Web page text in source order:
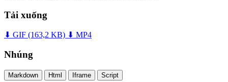
Tải xuống
⬇ GIF (163,2 KB) ⬇ MP4
Nhúng
Markdown Html Iframe Script